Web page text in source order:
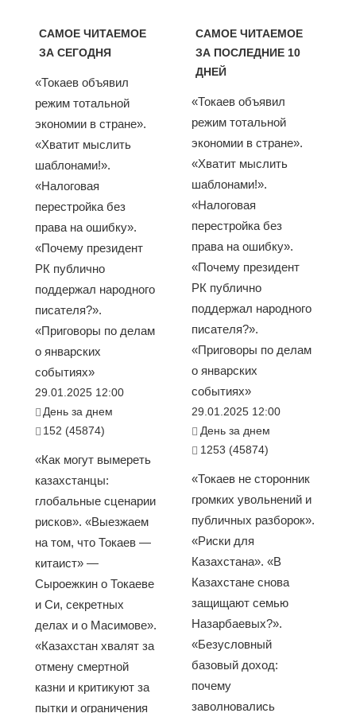
САМОЕ ЧИТАЕМОЕ
ЗА СЕГОДНЯ
«Токаев объявил
режим тотальной
экономии в стране».
«Хватит мыслить
шаблонами!».
«Налоговая
перестройка без
права на ошибку».
«Почему президент
РК публично
поддержал народного
писателя?».
«Приговоры по делам
о январских
событиях»
29.01.2025 12:00
День за днем
152 (45874)
«Как могут вымереть
казахстанцы:
глобальные сценарии
рисков». «Выезжаем
на том, что Токаев —
китаист» —
Сыроежкин о Токаеве
и Си, секретных
делах и о Масимове».
«Казахстан хвалят за
отмену смертной
казни и критикуют за
пытки и ограничения
САМОЕ ЧИТАЕМОЕ
ЗА ПОСЛЕДНИЕ 10
ДНЕЙ
«Токаев объявил
режим тотальной
экономии в стране».
«Хватит мыслить
шаблонами!».
«Налоговая
перестройка без
права на ошибку».
«Почему президент
РК публично
поддержал народного
писателя?».
«Приговоры по делам
о январских
событиях»
29.01.2025 12:00
День за днем
1253 (45874)
«Токаев не сторонник
громких увольнений и
публичных разборок».
«Риски для
Казахстана». «В
Казахстане снова
защищают семью
Назарбаевых?».
«Безусловный
базовый доход:
почему
заволновались